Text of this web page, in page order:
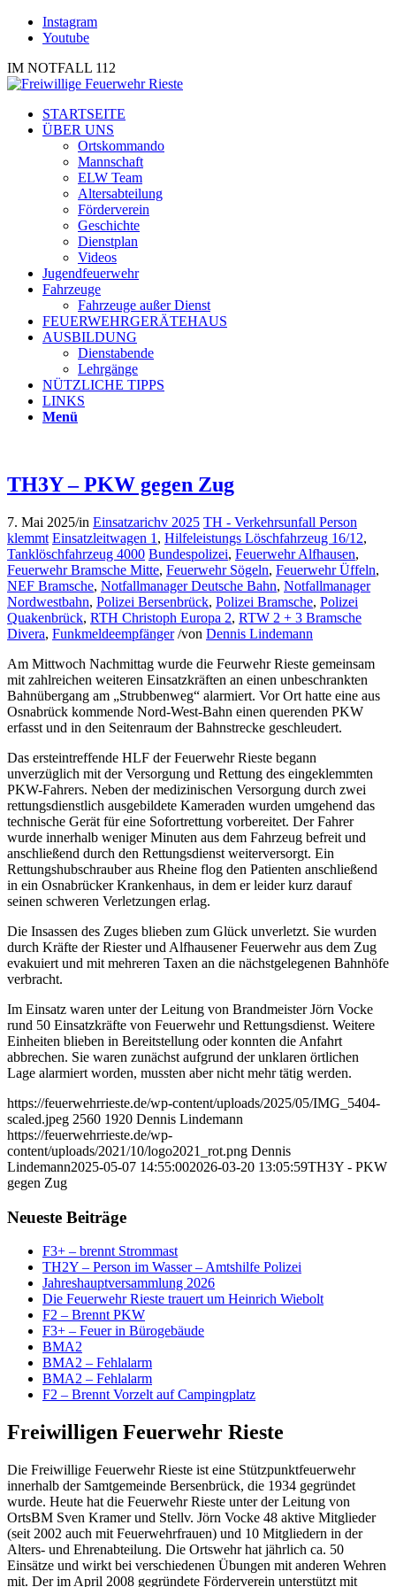
Instagram
Youtube
IM NOTFALL 112
STARTSEITE
ÜBER UNS
Ortskommando
Mannschaft
ELW Team
Altersabteilung
Förderverein
Geschichte
Dienstplan
Videos
Jugendfeuerwehr
Fahrzeuge
Fahrzeuge außer Dienst
FEUERWEHRGERÄTEHAUS
AUSBILDUNG
Dienstabende
Lehrgänge
NÜTZLICHE TIPPS
LINKS
Menü
TH3Y – PKW gegen Zug
7. Mai 2025/in Einsatzarichv 2025 TH - Verkehrsunfall Person
klemmt Einsatzleitwagen 1 , Hilfeleistungs Löschfahrzeug 16/12,
Tanklöschfahrzeug 4000 Bundespolizei, Feuerwehr Alfhausen,
Feuerwehr Bramsche Mitte, Feuerwehr Sögeln, Feuerwehr Üffeln,
NEF Bramsche, Notfallmanager Deutsche Bahn, Notfallmanager
Nordwestbahn, Polizei Bersenbrück, Polizei Bramsche, Polizei
Quakenbrück, RTH Christoph Europa 2, RTW 2 + 3 Bramsche
Divera, Funkmeldeempfänger /von Dennis Lindemann
Am Mittwoch Nachmittag wurde die Feurwehr Rieste gemeinsam
mit zahlreichen weiteren Einsatzkräften an einen unbeschrankten
Bahnübergang am „Strubbenweg“ alarmiert. Vor Ort hatte eine aus
Osnabrück kommende Nord-West-Bahn einen querenden PKW
erfasst und in den Seitenraum der Bahnstrecke geschleudert.
Das ersteintreffende HLF der Feuerwehr Rieste begann
unverzüglich mit der Versorgung und Rettung des eingeklemmten
PKW-Fahrers. Neben der medizinischen Versorgung durch zwei
rettungsdienstlich ausgebildete Kameraden wurden umgehend das
technische Gerät für eine Sofortrettung vorbereitet. Der Fahrer
wurde innerhalb weniger Minuten aus dem Fahrzeug befreit und
anschließend durch den Rettungsdienst weiterversorgt. Ein
Rettungshubschrauber aus Rheine flog den Patienten anschließend
in ein Osnabrücker Krankenhaus, in dem er leider kurz darauf
seinen schweren Verletzungen erlag.
Die Insassen des Zuges blieben zum Glück unverletzt. Sie wurden
durch Kräfte der Riester und Alfhausener Feuerwehr aus dem Zug
evakuiert und mit mehreren Taxen an die nächstgelegenen Bahnhöfe
verbracht.
Im Einsatz waren unter der Leitung von Brandmeister Jörn Vocke
rund 50 Einsatzkräfte von Feuerwehr und Rettungsdienst. Weitere
Einheiten blieben in Bereitstellung oder konnten die Anfahrt
abbrechen. Sie waren zunächst aufgrund der unklaren örtlichen
Lage alarmiert worden, mussten aber nicht mehr tätig werden.
https://feuerwehrrieste.de/wp-content/uploads/2025/05/IMG_5404-
scaled.jpeg 2560 1920 Dennis Lindemann
https://feuerwehrrieste.de/wp-
content/uploads/2021/10/logo2021_rot.png Dennis
Lindemann2025-05-07 14:55:002026-03-20 13:05:59TH3Y - PKW
gegen Zug
Neueste Beiträge
F3+ – brennt Strommast
TH2Y – Person im Wasser – Amtshilfe Polizei
Jahreshauptversammlung 2026
Die Feuerwehr Rieste trauert um Heinrich Wiebolt
F2 – Brennt PKW
F3+ – Feuer in Bürogebäude
BMA2
BMA2 – Fehlalarm
BMA2 – Fehlalarm
F2 – Brennt Vorzelt auf Campingplatz
Freiwilligen Feuerwehr Rieste
Die Freiwillige Feuerwehr Rieste ist eine Stützpunktfeuerwehr
innerhalb der Samtgemeinde Bersenbrück, die 1934 gegründet
wurde. Heute hat die Feuerwehr Rieste unter der Leitung von
OrtsBM Sven Kramer und Stellv. Jörn Vocke 48 aktive Mitglieder
(seit 2002 auch mit Feuerwehrfrauen) und 10 Mitgliedern in der
Alters- und Ehrenabteilung. Die Ortswehr hat jährlich ca. 50
Einsätze und wirkt bei verschiedenen Übungen mit anderen Wehren
mit. Der im April 2008 gegründete Förderverein unterstützt mit